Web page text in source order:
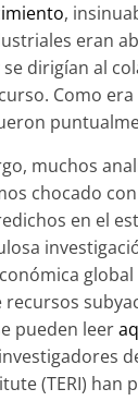
,
eran
dirigían al
Como
muchos
chocado con
en el
pueden leer
(TERI) han